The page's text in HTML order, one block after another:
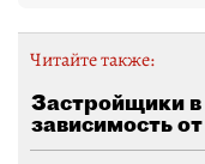
Читайте также:
Застройщики в
зависимость